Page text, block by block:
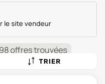
le site vendeur
98offrestrouvées
TRIER